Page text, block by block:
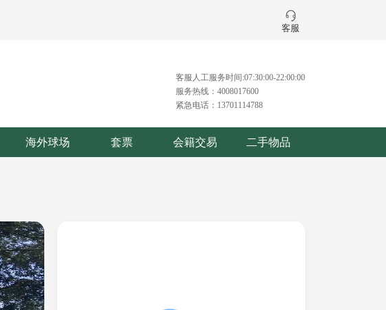
客服
客服人工服务时间:07:30:00-22:00:00
服务热线：4008017600
紧急电话：13701114788
海外球场 套票 会籍交易 二手物品